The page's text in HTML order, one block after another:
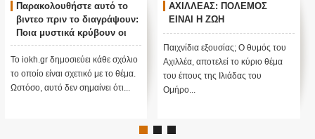
Παρακολουθήστε αυτό το
βιντεο πριν το διαγράψουν:
Ποια μυστικά κρύβουν οι
πυραμίδες; Γιατί χτίστηκαν;
Το iokh.gr δημοσιεύει κάθε σχόλιο
το οποίο είναι σχετικό με το θέμα.
Ωστόσο, αυτό δεν σημαίνει ότι...
ΑΧΙΛΛΕΑΣ: ΠΟΛΕΜΟΣ
ΕΙΝΑΙ Η ΖΩΗ
Παιχνίδια εξουσίας; Ο θυμός του
Αχιλλέα, αποτελεί το κύριο θέμα
του έπους της Ιλιάδας του
Ομήρο...